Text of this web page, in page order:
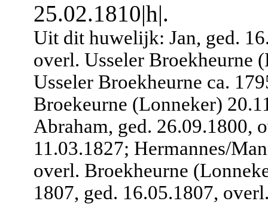
25.02.1810|h|.
Uit dit huwelijk: Jan, ged.
overl. Usseler Broekheurne
Usseler Broekheurne ca.
Broekeurne (Lonneker)
Abraham, ged. 26.09.1800,
11.03.1827; Hermannes/
overl. Broekheurne
1807, ged. 16.05.1807,